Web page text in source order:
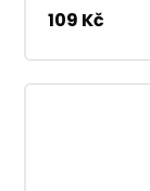
109 Kč